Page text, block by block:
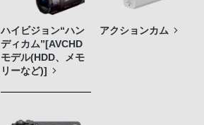
ハイビジョン“ハン
ディカム”[AVCHD
モデル(HDD、メモ
リーなど)]
アクションカム